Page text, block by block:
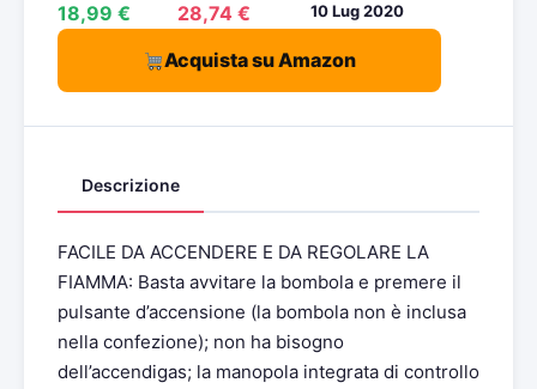
18,99 € 28,74 € 10 Lug 2020
Acquista su Amazon
Descrizione
FACILE DA ACCENDERE E DA REGOLARE LA
FIAMMA: Basta avvitare la bombola e premere il
pulsante d’accensione (la bombola non è inclusa
nella confezione); non ha bisogno
dell’accendigas; la manopola integrata di controllo